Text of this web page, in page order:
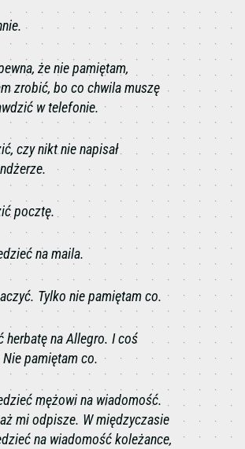
że nie pamiętam,
zrobić, bo co chwila muszę
w telefonie.
czy nikt nie napisał
pocztę.
na maila.
Tylko nie pamiętam co.
herbatę na Allegro. I coś
pamiętam co.
mężowi na wiadomość.
mi odpisze. W międzyczasie
na wiadomość koleżance,